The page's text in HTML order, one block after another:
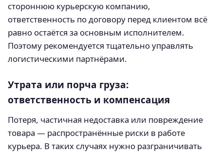
стороннюю курьерскую компанию,
ответственность по договору перед клиентом всё
равно остаётся за основным исполнителем.
Поэтому рекомендуется тщательно управлять
логистическими партнёрами.
Утрата или порча груза:
ответственность и компенсация
Потеря, частичная недоставка или повреждение
товара — распространённые риски в работе
курьера. В таких случаях нужно разграничивать